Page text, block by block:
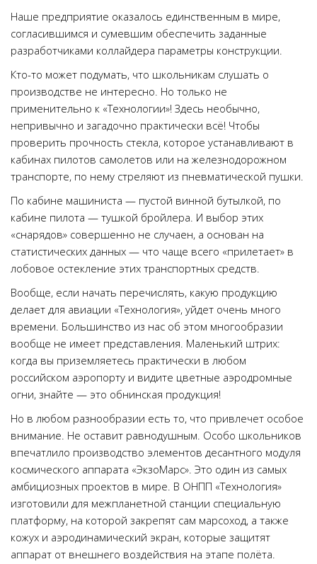
Наше предприятие оказалось единственным в мире,
согласившимся и сумевшим обеспечить заданные
разработчиками коллайдера параметры конструкции.
Кто-то может подумать, что школьникам слушать о
производстве не интересно. Но только не
применительно к «Технологии»! Здесь необычно,
непривычно и загадочно практически всё! Чтобы
проверить прочность стекла, которое устанавливают в
кабинах пилотов самолетов или на железнодорожном
транспорте, по нему стреляют из пневматической пушки.
По кабине машиниста — пустой винной бутылкой, по
кабине пилота — тушкой бройлера. И выбор этих
«снарядов» совершенно не случаен, а основан на
статистических данных — что чаще всего «прилетает» в
лобовое остекление этих транспортных средств.
Вообще, если начать перечислять, какую продукцию
делает для авиации «Технология», уйдет очень много
времени. Большинство из нас об этом многообразии
вообще не имеет представления. Маленький штрих:
когда вы приземляетесь практически в любом
российском аэропорту и видите цветные аэродромные
огни, знайте — это обнинская продукция!
Но в любом разнообразии есть то, что привлечет особое
внимание. Не оставит равнодушным. Особо школьников
впечатлило производство элементов десантного модуля
космического аппарата «ЭкзоМарс». Это один из самых
амбициозных проектов в мире. В ОНПП «Технология»
изготовили для межпланетной станции специальную
платформу, на которой закрепят сам марсоход, а также
кожух и аэродинамический экран, которые защитят
аппарат от внешнего воздействия на этапе полёта.